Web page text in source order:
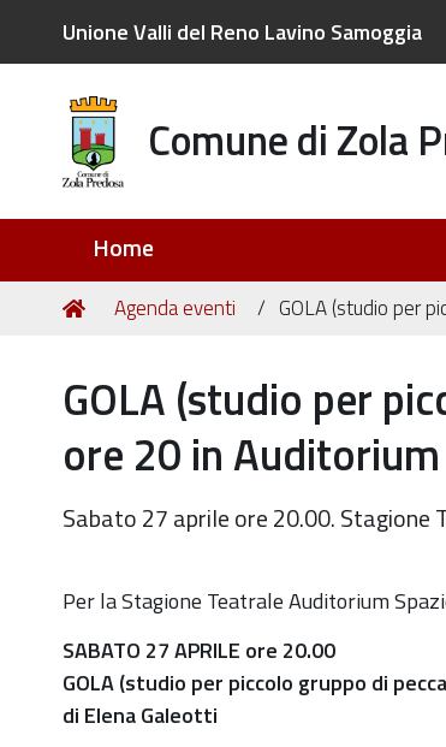
Unione Valli del Reno Lavino Samoggia
Comune di Zola
Home
Tu
Home
Agenda eventi GOLA (studio per
GOLA (studio per
ore 20 in Auditorium
Sabato 27 aprile ore 20.00.
https://old.comune.zolapredosa.bo.it/
per-
piccolo-
gruppo-
Per la Stagione Teatrale Auditorium
SABATO 27 APRILE ore 20.00
GOLA (studio per piccolo gruppo di
di Elena Galeotti